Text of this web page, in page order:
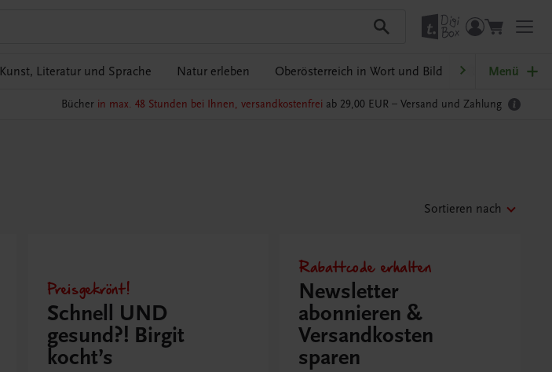
Kunst, Literatur und Sprache Natur erleben Oberösterreich in Wort und Bild Ratgeber
Menü
Bücher in max. 48 Stunden bei Ihnen, versandkostenfrei ab 29,00 EUR – Versand und Zahlung
Sortieren nach
Preisgekrönt!
Schnell UND
gesund?! Birgit
kocht’s
Rabattcode erhalten
Newsletter
abonnieren &
Versandkosten
sparen